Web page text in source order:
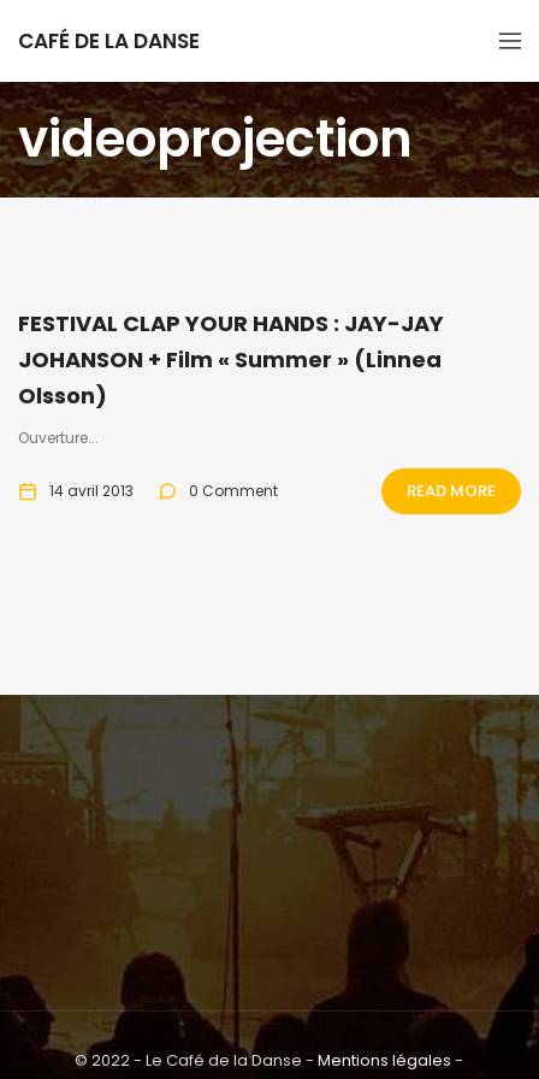
CAFÉ DE LA DANSE
videoprojection
FESTIVAL CLAP YOUR HANDS : JAY-JAY
JOHANSON + Film « Summer » (Linnea
Olsson)
Ouverture...
14 avril 2013 0 Comment READ MORE
© 2022 - Le Café de la Danse -Mentions légales -